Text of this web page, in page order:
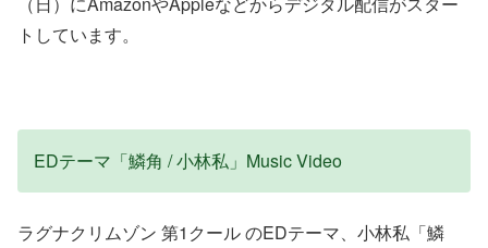
トしています。
EDテーマ「鱗角 / 小林私」Music Video
ラグナクリムゾン 第1クール のEDテーマ、小林私「鱗